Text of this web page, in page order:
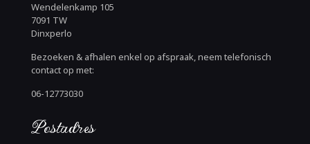
Wendelenkamp 105
7091 TW
Dinxperlo
Bezoeken & afhalen enkel op afspraak, neem telefonisch
contact op met:
06-12773030
Postadres